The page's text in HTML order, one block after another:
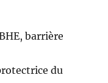
barrière
du